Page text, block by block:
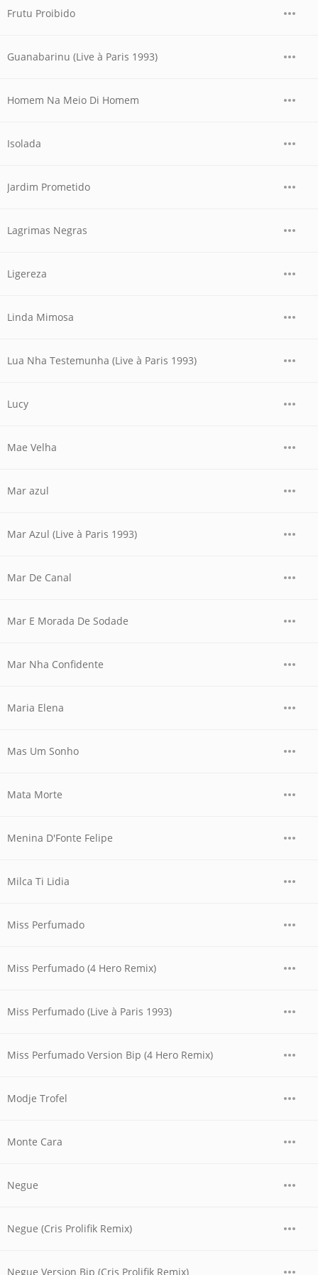
Frutu Proibido
Guanabarinu (Live à Paris 1993)
Homem Na Meio Di Homem
Isolada
Jardim Prometido
Lagrimas Negras
Ligereza
Linda Mimosa
Lua Nha Testemunha (Live à Paris 1993)
Lucy
Mae Velha
Mar azul
Mar Azul (Live à Paris 1993)
Mar De Canal
Mar E Morada De Sodade
Mar Nha Confidente
Maria Elena
Mas Um Sonho
Mata Morte
Menina D'Fonte Felipe
Milca Ti Lidia
Miss Perfumado
Miss Perfumado (4 Hero Remix)
Miss Perfumado (Live à Paris 1993)
Miss Perfumado Version Bip (4 Hero Remix)
Modje Trofel
Monte Cara
Negue
Negue (Cris Prolifik Remix)
Negue Version Bip (Cris Prolifik Remix)